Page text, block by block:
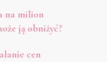
na milion
ją obniżyć?
cen